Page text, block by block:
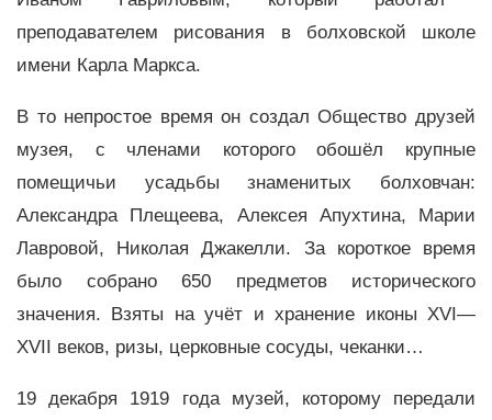
преподавателем рисования в болховской школе
имени Карла Маркса.
В то непростое время он создал Общество друзей
музея, с членами которого обошёл крупные
помещичьи усадьбы знаменитых болховчан:
Александра Плещеева, Алексея Апухтина, Марии
Лавровой, Николая Джакелли. За короткое время
было собрано 650 предметов исторического
значения. Взяты на учёт и хранение иконы XVI—
XVII веков, ризы, церковные сосуды, чеканки…
19 декабря 1919 года музей, которому передали